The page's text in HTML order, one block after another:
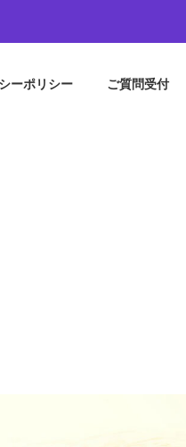
ーポリシー ご質問受付